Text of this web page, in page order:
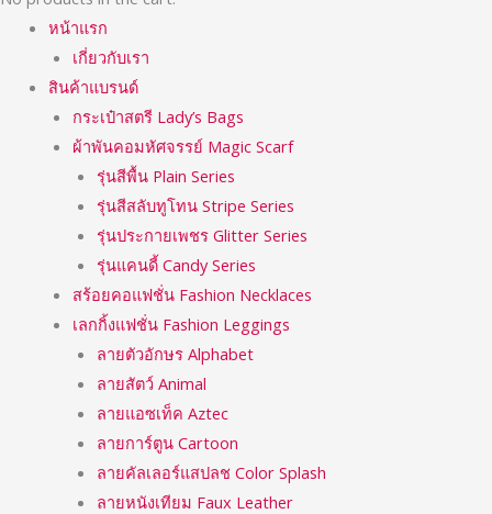
หน้าแรก
เกี่ยวกับเรา
สินค้าแบรนด์
กระเป๋าสตรี Lady’s Bags
ผ้าพันคอมหัศจรรย์ Magic Scarf
รุ่นสีพื้น Plain Series
รุ่นสีสลับทูโทน Stripe Series
รุ่นประกายเพชร Glitter Series
รุ่นแคนดี้ Candy Series
สร้อยคอแฟชั่น Fashion Necklaces
เลกกิ้งแฟชั่น Fashion Leggings
ลายตัวอักษร Alphabet
ลายสัตว์ Animal
ลายแอซเท็ค Aztec
ลายการ์ตูน Cartoon
ลายคัลเลอร์แสปลช Color Splash
ลายหนังเทียม Faux Leather